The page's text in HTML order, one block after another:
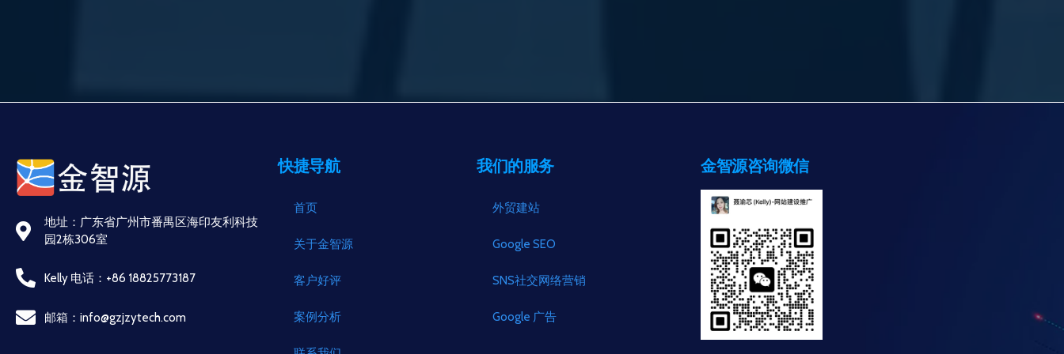
地址：广东省广州市番禺区海印友利科技
园2栋306室
Kelly 电话：+86 18825773187
邮箱：info@gzjzytech.com
快捷导航
首页
关于金智源
客户好评
案例分析
我们的服务
外贸建站
Google SEO
SNS社交网络营销
Google 广告
金智源咨询微信